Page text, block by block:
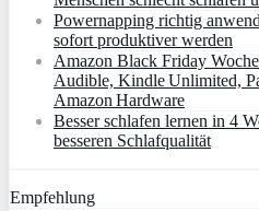
Powernapping richtig
sofort produktiver werden
Amazon Black Friday
Audible, Kindle Unlimited,
Amazon Hardware
Besser schlafen lernen in 4
besseren Schlafqualität
Empfehlung